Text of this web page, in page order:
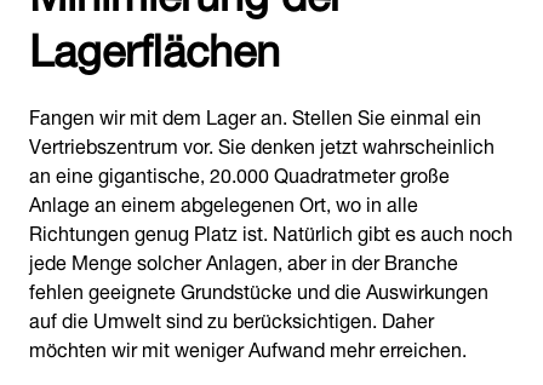
Lagerflächen
Fangen wir mit dem Lager an. Stellen Sie einmal ein
Vertriebszentrum vor. Sie denken jetzt wahrscheinlich
an eine gigantische, 20.000 Quadratmeter große
Anlage an einem abgelegenen Ort, wo in alle
Richtungen genug Platz ist. Natürlich gibt es auch noch
jede Menge solcher Anlagen, aber in der Branche
fehlen geeignete Grundstücke und die Auswirkungen
auf die Umwelt sind zu berücksichtigen. Daher
möchten wir mit weniger Aufwand mehr erreichen.